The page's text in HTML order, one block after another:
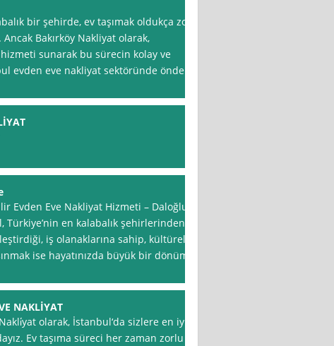
bir şehirde, ev taşımak oldukça zor
Bakırköy Nakliyat olarak,
sunarak bu sürecin kolay ve
evden eve nakliyat sektöründe önde
Evden Eve Nakliyat Hizmeti – Daloğlu
Türkiye’nin en kalabalık şehirlerinden
iş olanaklarına sahip, kültürel
ise hayatınızda büyük bir dönüm
NAKLİYAT
olarak, İstanbul‘da sizlere en iyi
Ev taşıma süreci her zaman zorlu